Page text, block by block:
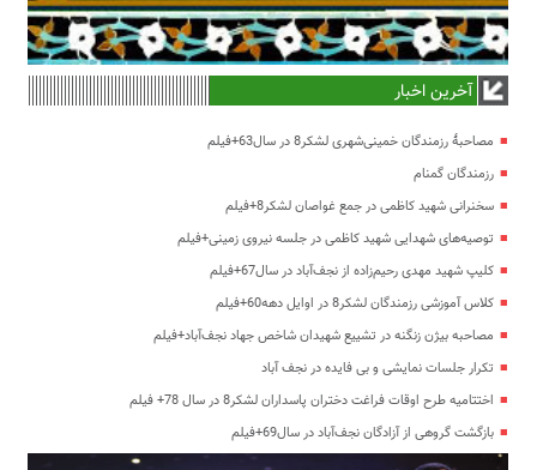
آخرین اخبار
مصاحبۀ رزمندگان خمینی‌شهری لشکر8 در سال63+فیلم
رزمندگان گمنام
سخنرانی شهید کاظمی در جمع غواصان لشکر8+فیلم
توصیه‌های شهدایی شهید کاظمی در جلسه نیروی زمینی+فیلم
کلیپ شهید مهدی رحیم‌زاده از نجف‌آباد در سال67+فیلم
کلاس آموزشی رزمندگان لشکر8 در اوایل دهه60+فیلم
مصاحبه بیژن زنگنه در تشییع شهیدان شاخص جهاد نجف‌آباد+فیلم
تکرار جلسات نمایشی و بی فایده در نجف آباد
اختتامیه طرح اوقات فراغت دختران پاسداران لشکر8 در سال 78+ فیلم
بازگشت گروهی از آزادگان نجف‌آباد در سال69+فیلم